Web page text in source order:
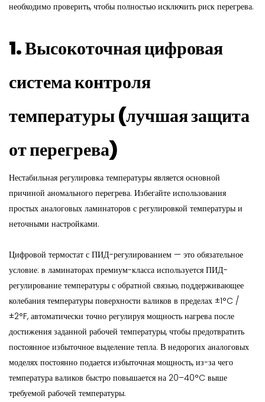
необходимо проверить, чтобы полностью исключить риск перегрева.
1. Высокоточная цифровая
система контроля
температуры (лучшая защита
от перегрева)
Нестабильная регулировка температуры является основной
причиной аномального перегрева. Избегайте использования
простых аналоговых ламинаторов с регулировкой температуры и
неточными настройками.
Цифровой термостат с ПИД-регулированием — это обязательное
условие: в ламинаторах премиум-класса используется ПИД-
регулирование температуры с обратной связью, поддерживающее
колебания температуры поверхности валиков в пределах ±1°C /
±2°F, автоматически точно регулируя мощность нагрева после
достижения заданной рабочей температуры, чтобы предотвратить
постоянное избыточное выделение тепла. В недорогих аналоговых
моделях постоянно подается избыточная мощность, из-за чего
температура валиков быстро повышается на 20–40°C выше
требуемой рабочей температуры.